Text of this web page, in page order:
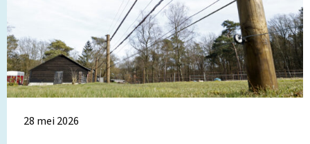
28 mei 2026
hoefdieren
in
Overijssel
opnieuw
geopend